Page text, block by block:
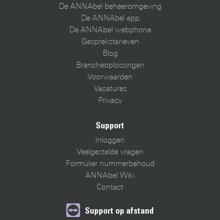
De ANNAbel beheeromgeving
De ANNAbel app
De ANNAbel webphone
Gesprekstarieven
Blog
Brancheoplossingen
Voorwaarden
Vacatures
Privacy
Support
Inloggen
Veelgestelde vragen
Formulier nummerbehoud
ANNAbel Wiki
Contact
Support op afstand